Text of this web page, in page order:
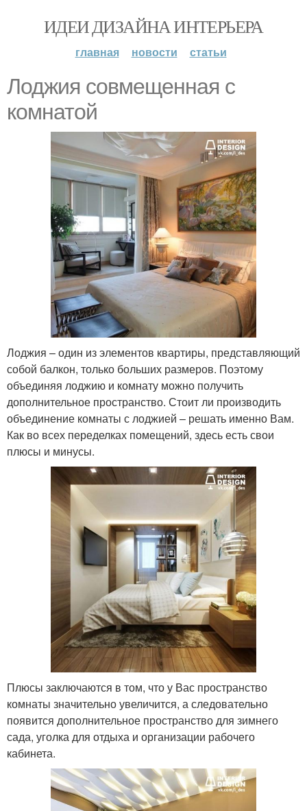
ИДЕИ ДИЗАЙНА ИНТЕРЬЕРА
главная новости статьи
Лоджия совмещенная с
комнатой
Лоджия – один из элементов квартиры, представляющий
собой балкон, только больших размеров. Поэтому
объединяя лоджию и комнату можно получить
дополнительное пространство. Стоит ли производить
объединение комнаты с лоджией – решать именно Вам.
Как во всех переделках помещений, здесь есть свои
плюсы и минусы.
Плюсы заключаются в том, что у Вас пространство
комнаты значительно увеличится, а следовательно
появится дополнительное пространство для зимнего
сада, уголка для отдыха и организации рабочего
кабинета.